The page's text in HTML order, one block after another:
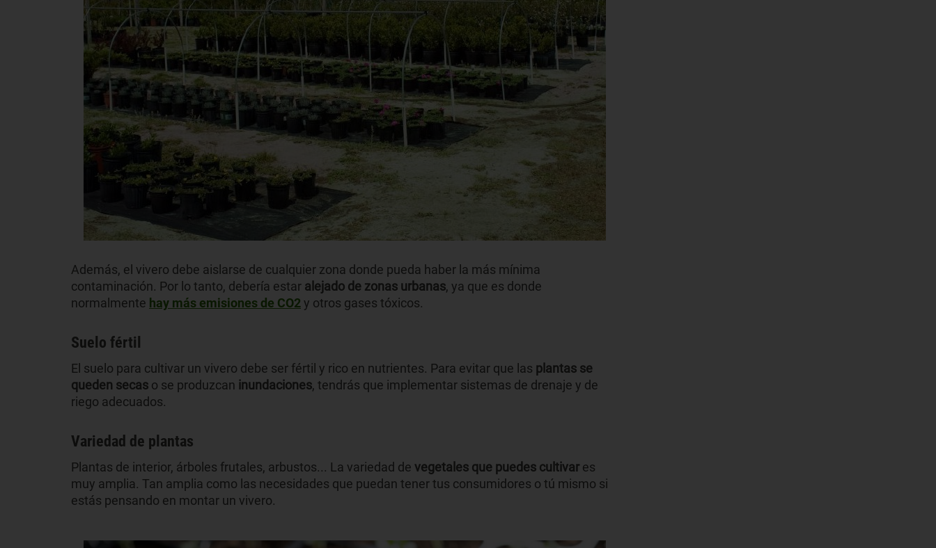
Además, el vivero debe aislarse de cualquier zona donde pueda haber la más mínima
contaminación. Por lo tanto, debería estar alejado de zonas urbanas, ya que es donde
normalmente hay más emisiones de CO2y otros gases tóxicos.
Suelo fértil
El suelo para cultivar un vivero debe ser fértil y rico en nutrientes. Para evitar que las plantas se
queden secas o se produzcan inundaciones, tendrás que implementar sistemas de drenaje y de
riego adecuados.
Variedad de plantas
Plantas de interior, árboles frutales, arbustos... La variedad de vegetales que puedes cultivar es
muy amplia. Tan amplia como las necesidades que puedan tener tus consumidores o tú mismo si
estás pensando en montar un vivero.